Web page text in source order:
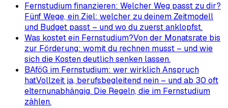
Fernstudium finanzieren: Welcher Weg passt zu dir?
Fünf Wege, ein Ziel: welcher zu deinem Zeitmodell
und Budget passt – und wo du zuerst anklopfst.
Was kostet ein Fernstudium?Von der Monatsrate bis
zur Förderung: womit du rechnen musst – und wie
sich die Kosten deutlich senken lassen.
BAföG im Fernstudium: wer wirklich Anspruch
hatVollzeit ja, berufsbegleitend nein – und ab 30 oft
elternunabhängig. Die Regeln, die im Fernstudium
zählen.